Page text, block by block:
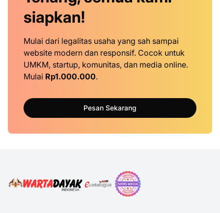
siapkan!
Mulai dari legalitas usaha yang sah sampai
website modern dan responsif. Cocok untuk
UMKM, startup, komunitas, dan media online.
Mulai Rp1.000.000.
Pesan Sekarang